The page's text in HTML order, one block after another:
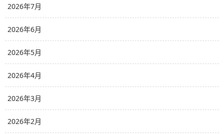
2026年7月
2026年6月
2026年5月
2026年4月
2026年3月
2026年2月